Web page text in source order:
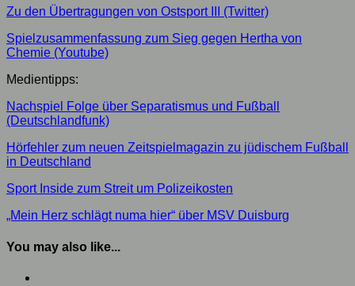
Zu den Übertragungen von Ostsport III (Twitter)
Spielzusammenfassung zum Sieg gegen Hertha von
Chemie (Youtube)
Medientipps:
Nachspiel Folge über Separatismus und Fußball
(Deutschlandfunk)
Hörfehler zum neuen Zeitspielmagazin zu jüdischem Fußball
in Deutschland
Sport Inside zum Streit um Polizeikosten
„Mein Herz schlägt numa hier“ über MSV Duisburg
You may also like...